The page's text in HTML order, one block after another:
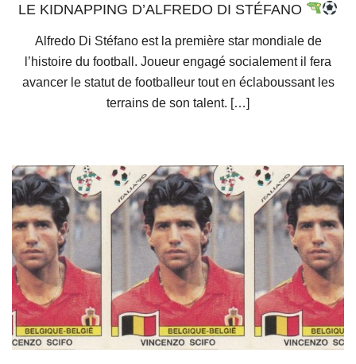
LE KIDNAPPING D’ALFREDO DI STÉFANO
Alfredo Di Stéfano est la première star mondiale de
l’histoire du football. Joueur engagé socialement il fera
avancer le statut de footballeur tout en éclaboussant les
terrains de son talent. […]